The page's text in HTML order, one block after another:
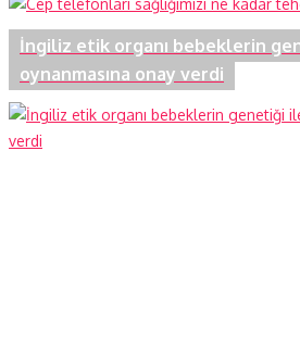
İngiliz etik organı bebeklerin
oynanmasına onay verdi